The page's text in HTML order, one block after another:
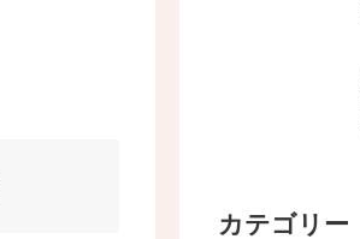
カテゴリー